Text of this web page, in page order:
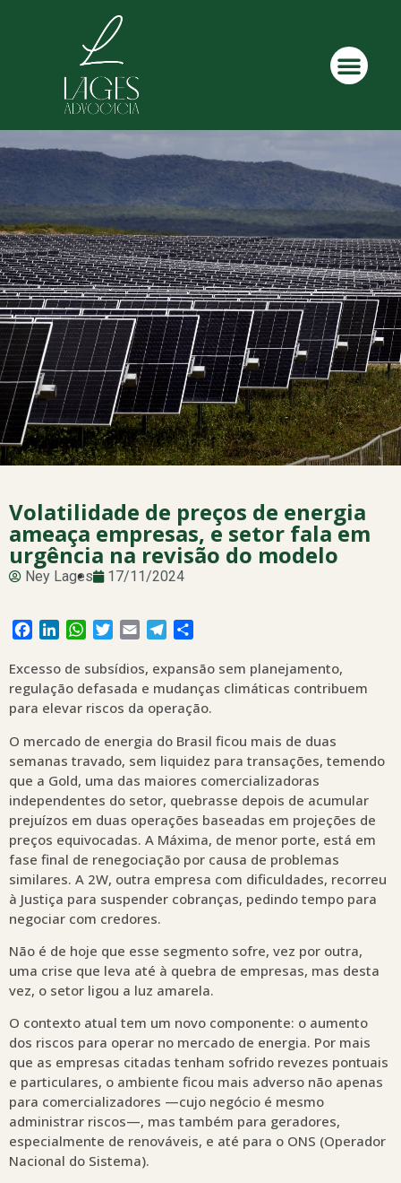
Volatilidade de preços de energia
ameaça empresas, e setor fala em
urgência na revisão do modelo
Ney Lages 17/11/2024
Facebook
LinkedInWhatsApp
Twitter
Email Telegram
Excesso de subsídios, expansão sem planejamento,
regulação defasada e mudanças climáticas contribuem
para elevar riscos da operação.
O mercado de energia do Brasil ficou mais de duas
semanas travado, sem liquidez para transações, temendo
que a Gold, uma das maiores comercializadoras
independentes do setor, quebrasse depois de acumular
prejuízos em duas operações baseadas em projeções de
preços equivocadas. A Máxima, de menor porte, está em
fase final de renegociação por causa de problemas
similares. A 2W, outra empresa com dificuldades, recorreu
à Justiça para suspender cobranças, pedindo tempo para
negociar com credores.
Não é de hoje que esse segmento sofre, vez por outra,
uma crise que leva até à quebra de empresas, mas desta
vez, o setor ligou a luz amarela.
O contexto atual tem um novo componente: o aumento
dos riscos para operar no mercado de energia. Por mais
que as empresas citadas tenham sofrido revezes pontuais
e particulares, o ambiente ficou mais adverso não apenas
para comercializadores —cujo negócio é mesmo
administrar riscos—, mas também para geradores,
especialmente de renováveis, e até para o ONS (Operador
Nacional do Sistema).